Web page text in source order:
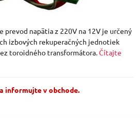
prevod napätia z 220V na 12V je určený
izbových rekuperačných jednotiek
toroidného transformátora.Čítajte
informujte v obchode.